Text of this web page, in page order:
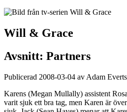
Will & Grace
Avsnitt: Partners
Publicerad 2008-03-04 av Adam
Karens (Megan Mullally) assistent
varit sjuk ett bra tag, men Karen är